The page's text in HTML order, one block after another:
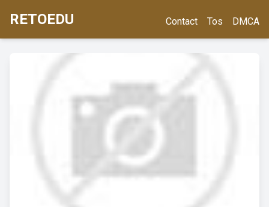
RETOEDU Contact Tos DMCA